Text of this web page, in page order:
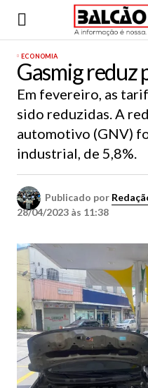
ECONOMIA
Gasmig reduz
Em fevereiro, as
sido reduzidas. A
automotivo (GNV)
industrial, de 5,8%.
Publicado por
28/04/2023 às 11:38